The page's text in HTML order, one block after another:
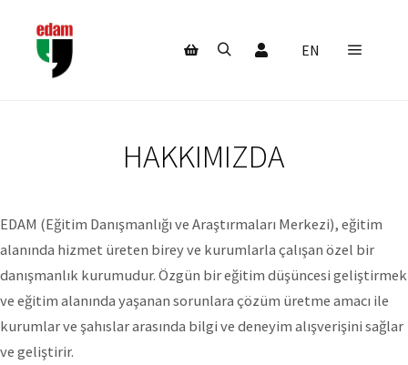
Hesabım
EN
HAKKIMIZDA
EDAM (Eğitim Danışmanlığı ve Araştırmaları Merkezi), eğitim
alanında hizmet üreten birey ve kurumlarla çalışan özel bir
danışmanlık kurumudur. Özgün bir eğitim düşüncesi geliştirmek
ve eğitim alanında yaşanan sorunlara çözüm üretme amacı ile
kurumlar ve şahıslar arasında bilgi ve deneyim alışverişini sağlar
ve geliştirir.